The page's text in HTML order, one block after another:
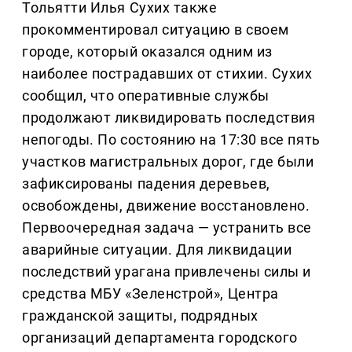
Тольятти Илья Сухих также
прокомментировал ситуацию в своем
городе, который оказался одним из
наиболее пострадавших от стихии. Сухих
сообщил, что оперативные службы
продолжают ликвидировать последствия
непогоды. По состоянию на 17:30 все пять
участков магистральных дорог, где были
зафиксированы падения деревьев,
освобождены, движение восстановлено.
Первоочередная задача — устранить все
аварийные ситуации. Для ликвидации
последствий урагана привлечены силы и
средства МБУ «Зеленстрой», Центра
гражданской защиты, подрядных
организаций департамента городского